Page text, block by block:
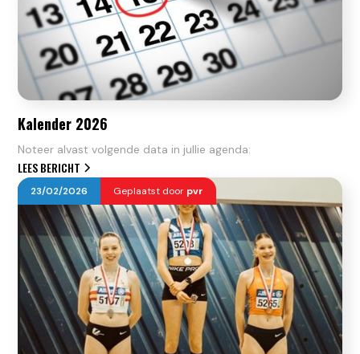
Kalender 2026
Noteer alvast volgende data in jullie agenda:
LEES BERICHT
23/02/2026 Geplaatst door pvr